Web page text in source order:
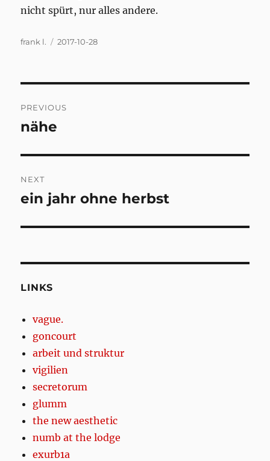
nicht spürt, nur alles andere.
Author
frank l.
Posted
2017-10-28
navigation
PREVIOUS
Previous
nähe
NEXT
Next
ein jahr ohne herbst
LINKS
vague.
goncourt
arbeit und struktur
vigilien
secretorum
glumm
the new aesthetic
numb at the lodge
exurb1a